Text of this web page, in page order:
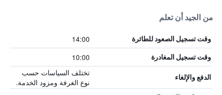
من الجيد أن تعلم
وقت تسجيل الصعود للطائرة 14:00
وقت تسجيل المغادرة 10:00
الدفع والإلغاء
تختلف السياسات حسب
نوع الغرفة ومزود الخدمة.